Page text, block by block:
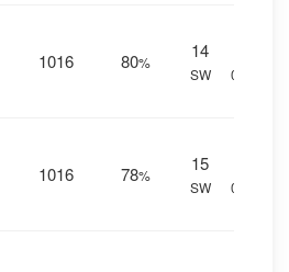
1016 80%
14
SW
0 mm.
1016 78%
15
SW
0 mm.